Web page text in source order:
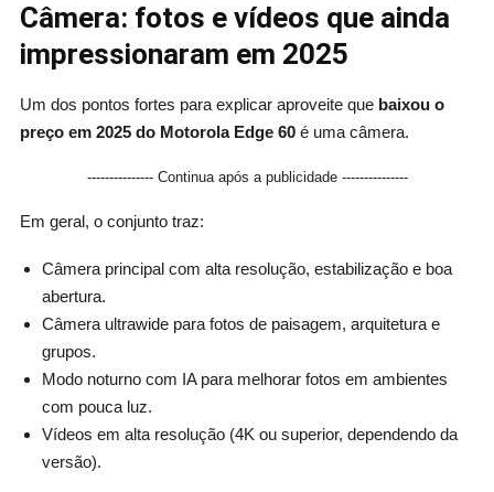
Câmera: fotos e vídeos que ainda
impressionaram em 2025
Um dos pontos fortes para explicar aproveite que baixou o
preço em 2025 do Motorola Edge 60é uma câmera.
--------------- Continua após a publicidade ---------------
Em geral, o conjunto traz:
Câmera principal com alta resolução, estabilização e boa
abertura.
Câmera ultrawide para fotos de paisagem, arquitetura e
grupos.
Modo noturno com IA para melhorar fotos em ambientes
com pouca luz.
Vídeos em alta resolução (4K ou superior, dependendo da
versão).